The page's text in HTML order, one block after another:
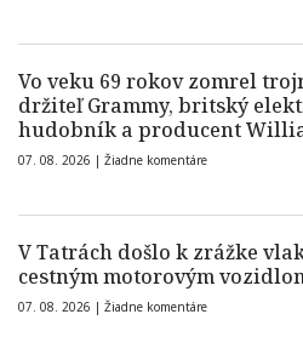
Vo veku 69 rokov zomrel
držiteľ Grammy, britský
hudobník a producent
07. 08. 2026 | Žiadne komentáre
V Tatrách došlo k zrážke
cestným motorovým
07. 08. 2026 | Žiadne komentáre